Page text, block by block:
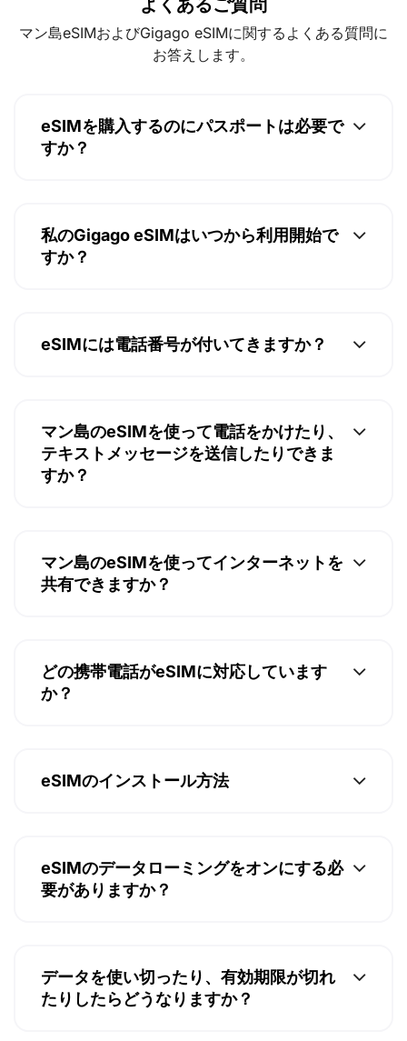
よくあるご質問
マン島eSIMおよびGigago eSIMに関するよくある質問に
お答えします。
eSIMを購入するのにパスポートは必要で
すか？
私のGigago eSIMはいつから利用開始で
すか？
eSIMには電話番号が付いてきますか？
マン島のeSIMを使って電話をかけたり、
テキストメッセージを送信したりできま
すか？
マン島のeSIMを使ってインターネットを
共有できますか？
どの携帯電話がeSIMに対応しています
か？
eSIMのインストール方法
eSIMのデータローミングをオンにする必
要がありますか？
データを使い切ったり、有効期限が切れ
たりしたらどうなりますか？